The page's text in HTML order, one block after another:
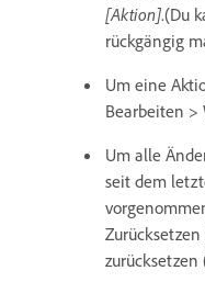
[Aktion].(Du
rückgängig
Um eine
Bearbeiten >
Um alle
seit dem
zurücksetzen